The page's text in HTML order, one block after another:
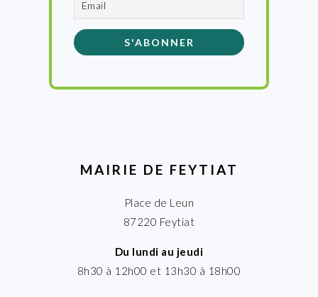
MAIRIE DE FEYTIAT
Place de Leun
87220 Feytiat
Du lundi au jeudi
8h30 à 12h00 et 13h30 à 18h00